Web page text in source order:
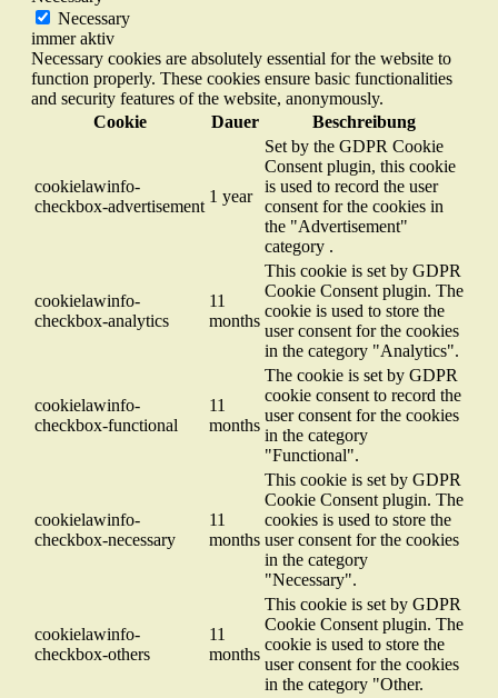
Necessary
immer aktiv
Necessary cookies are absolutely essential for the website to
function properly. These cookies ensure basic functionalities
and security features of the website, anonymously.
Cookie
Dauer Beschreibung
cookielawinfo-
checkbox-advertisement
1 year
Set by the GDPR Cookie
Consent plugin, this cookie
is used to record the user
consent for the cookies in
the "Advertisement"
category .
cookielawinfo-
checkbox-analytics
11
months
This cookie is set by GDPR
Cookie Consent plugin. The
cookie is used to store the
user consent for the cookies
in the category "Analytics".
cookielawinfo-
checkbox-functional
11
months
The cookie is set by GDPR
cookie consent to record the
user consent for the cookies
in the category
"Functional".
cookielawinfo-
checkbox-necessary
11
months
This cookie is set by GDPR
Cookie Consent plugin. The
cookies is used to store the
user consent for the cookies
in the category
"Necessary".
cookielawinfo-
checkbox-others
11
months
This cookie is set by GDPR
Cookie Consent plugin. The
cookie is used to store the
user consent for the cookies
in the category "Other.